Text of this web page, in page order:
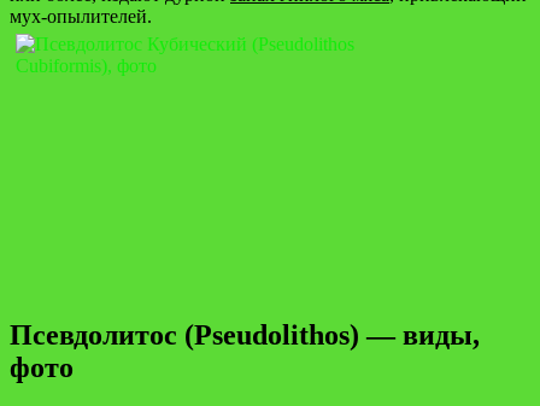
мух-опылителей.
Псевдолитос (Pseudolithos) — виды,
фото